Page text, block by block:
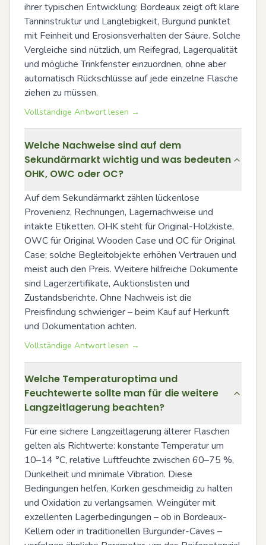
ihrer typischen Entwicklung: Bordeaux zeigt oft klare
Tanninstruktur und Langlebigkeit, Burgund punktet
mit Feinheit und Erosionsverhalten der Säure. Solche
Vergleiche sind nützlich, um Reifegrad, Lagerqualität
und mögliche Trinkfenster einzuordnen, ohne aber
automatisch Rückschlüsse auf jede einzelne Flasche
ziehen zu müssen.
Vollständige Antwort lesen →
Welche Nachweise sind auf dem
Sekundärmarkt wichtig und was bedeuten
OHK, OWC oder OC?
Auf dem Sekundärmarkt zählen lückenlose
Provenienz, Rechnungen, Lagernachweise und
intakte Etiketten. OHK steht für Original-Holzkiste,
OWC für Original Wooden Case und OC für Original
Case; solche Begleitobjekte erhöhen Vertrauen und
meist auch den Preis. Weitere hilfreiche Dokumente
sind Lagerzertifikate, Auktionslisten und
Zustandsberichte. Ohne Nachweis ist die
Preisfindung schwieriger – beim Kauf auf Herkunft
und Dokumentation achten.
Vollständige Antwort lesen →
Welche Temperaturoptima und
Feuchtewerte sollte man für die weitere
Langzeitlagerung beachten?
Für eine sichere Langzeitlagerung älterer Flaschen
gelten als Richtwerte: konstante Temperatur um
10–14 °C, relative Luftfeuchte zwischen 60–75 %,
Dunkelheit und minimale Vibration. Diese
Bedingungen helfen, Korken geschmeidig zu halten
und Oxidation zu verlangsamen. Weingüter mit
exzellenten Lagerbedingungen – ob in Bordeaux-
Kellern oder in traditionellen Burgunder-Caves –